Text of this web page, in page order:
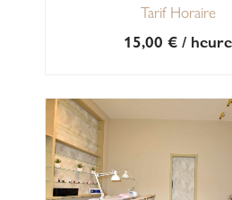
Tarif Horaire
15,00€ / heure